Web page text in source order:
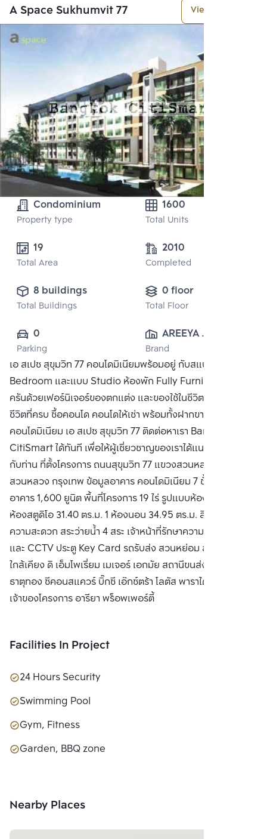
A Space Sukhumvit 77 View More
Condominium
Property type
1600
Total Units
19
Total Area
2010
Completed
8 buildings
Total Buildings
0 floor
Total Floor
0
Parking
AREEYA
PROPERTY
PUBLIC CO.,
LTD.
Brand
เอ สเปซ สุขุมวิท 77 คอนโดมิเนียมพร้อมอยู่ กับสแปซแบบ One
Bedroom และแบบ Studio ห้องพัก Fully Furnished ครบ
ครันด้วยเฟอร์นิเจอร์ของตกแต่ง และของใช้ในชีวิตประจำวัน
ชีวิตที่ครบ ซื้อคอนโด คอนโดให้เช่า พร้อมทั้งฝากขาย
คอนโดมิเนียม เอ สเปซ สุขุมวิท 77 ติดต่อหาเรา Bangkok
CitiSmart ได้ทันที เพื่อให้ผู้เชี่ยวชาญของเราได้แนะนำคอนโดให้
กับท่าน ที่ตั้งโครงการ ถนนสุขุมวิท 77 แขวงสวนหลวง เขต
สวนหลวง กรุงเทพ ข้อมูลอาคาร คอนโดมิเนียม 7 ชั้น จำนวน 8
อาคาร 1,600 ยูนิต พื้นที่โครงการ 19 ไร่ รูปแบบห้องพักอาศัย
ห้องสตูดิโอ 31.40 ตร.ม. 1 ห้องนอน 34.95 ตร.ม. สิ่งอำนวย
ความสะดวก สระว่ายน้ำ 4 สระ เจ้าหน้าที่รักษาความปลอดภัย
และ CCTV ประตู Key Card รถรับส่ง สวนหย่อม สถานที่สำคัญ
ใกล้เคียง ดิ เอ็มโพเรี่ยม เมเจอร์ เอกมัย สถานีขนส่ง เอกมัย วัด
ธาตุทอง ซีคอนสแควร์ บิ๊กซี เอ๊กซ์ตร้า โลตัส พาราไดซ์ พาร์ค
เจ้าของโครงการ อารียา พร็อพเพอร์ตี้
Facilities In Project
24 Hours Security
Swimming Pool
Gym, Fitness
Garden, BBQ zone
Nearby Places